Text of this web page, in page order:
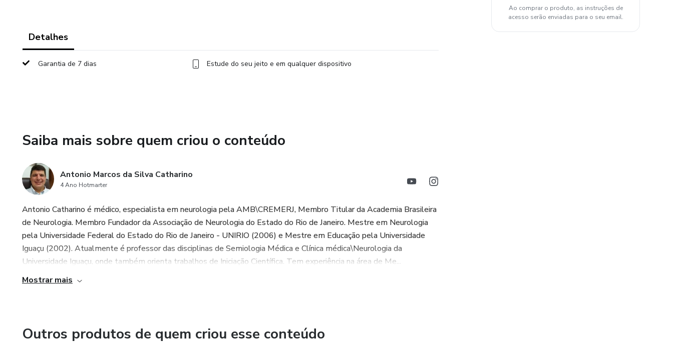
Detalhes
Garantia de 7 dias Estude do seu jeito e em qualquer dispositivo
Saiba mais sobre quem criou o conteúdo
Antonio Marcos da Silva Catharino
4 Ano Hotmarter
Antonio Catharino é médico, especialista em neurologia pela AMB\CREMERJ, Membro Titular da Academia Brasileira
de Neurologia. Membro Fundador da Associação de Neurologia do Estado do Rio de Janeiro. Mestre em Neurologia
pela Universidade Federal do Estado do Rio de Janeiro - UNIRIO (2006) e Mestre em Educação pela Universidade
Iguaçu (2002). Atualmente é professor das disciplinas de Semiologia Médica e Clínica médica\Neurologia da
Universidade Iguaçu, onde também orienta trabalhos de Iniciação Científica. Tem experiência na área de Me...
Mostrar mais
Outros produtos de quem criou esse conteúdo
Ao comprar o produto, as instruções de
acesso serão enviadas para o seu email.